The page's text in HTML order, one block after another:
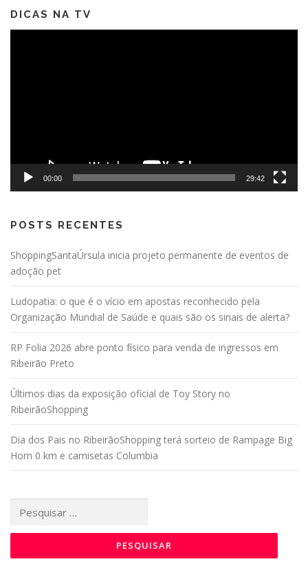
DICAS NA TV
00:00 29:42
POSTS RECENTES
ShoppingSantaÚrsula inicia projeto permanente de eventos de
adoção pet
Ludopatia: o que é o vício em apostas reconhecido pela
Organização Mundial de Saúde e quais são os sinais de alerta?
RP Folia 2026 abre ponto físico para venda de ingressos em
Ribeirão Preto
Últimos dias da exposição oficial de Toy Story no
RibeirãoShopping
Dia dos Pais no RibeirãoShopping terá sorteio de Rampage Big
Horn 0 km e camisetas Columbia
por: